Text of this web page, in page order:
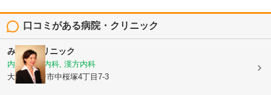
口コミがある病院・クリニック
みきこクリニック
内科, 心療内科, 漢方内科
大阪府豊中市中桜塚4丁目7-3